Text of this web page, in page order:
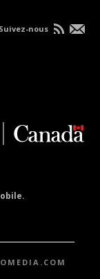
Suivez-nous